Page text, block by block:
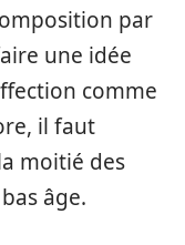
par
une idée
comme
il faut
moitié des
âge.